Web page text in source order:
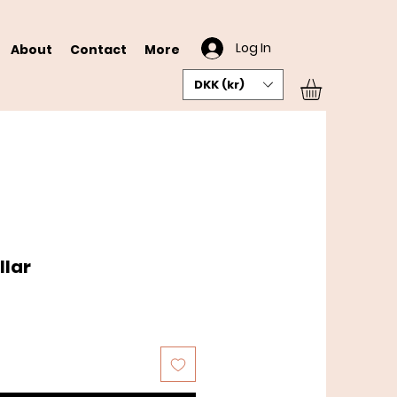
About Contact More Log In
DKK (kr)